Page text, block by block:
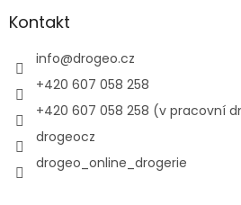
aKontakt
info@drogeo.cz
+420 607 058 258
+420 607 058 258 (v pracovní
drogeocz
drogeo_online_drogerie